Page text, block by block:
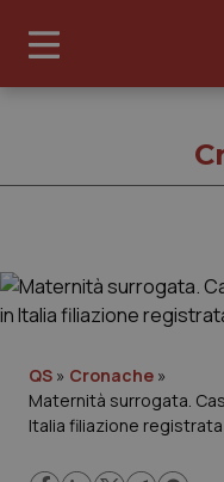
Governo e
Regioni e Asl
QS » Cronache »
Maternità surrogata.
Italia filiazione registrata